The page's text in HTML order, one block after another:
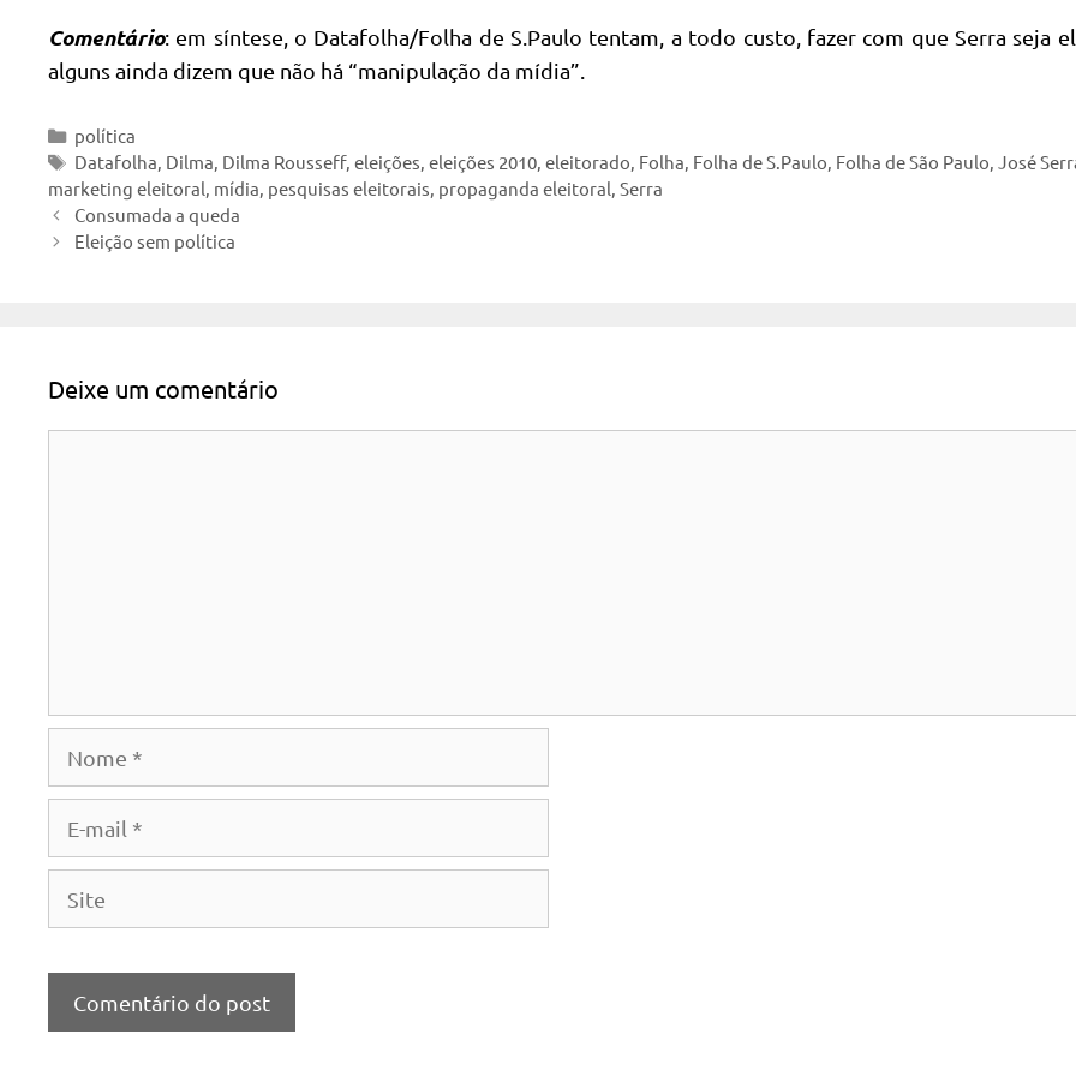
Comentário: em síntese, o Datafolha/Folha de S.Paulo tentam, a todo custo, fazer com que Serra seja
alguns ainda dizem que não há “manipulação da mídia”.
Categorias
política
Tags
Datafolha, Dilma, Dilma Rousseff,eleições,eleições 2010,eleitorado, Folha, Folha de S.Paulo, Folha de São Paulo,José
marketing eleitoral, mídia, pesquisas eleitorais, propaganda eleitoral, Serra
Consumada a queda
Eleição sem política
Deixe um comentário